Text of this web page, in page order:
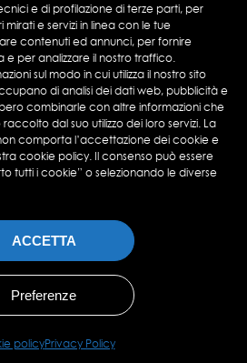
e di profilazione di terze parti, per
e servizi in linea con le tue
contenuti ed annunci, per fornire
e per analizzare il nostro traffico.
sul modo in cui utilizza il nostro sito
di analisi dei dati web, pubblicità e
combinarle con altre informazioni che
dal suo utilizzo dei loro servizi. La
comporta l’accettazione dei cookie e
cookie policy. Il consenso può essere
tutti i cookie” o selezionando le diverse
ACCETTA
Preferenze
policyPrivacy Policy
Reserved.
115.049.369-IVA
|Cookies Policy